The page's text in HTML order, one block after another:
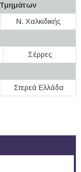
Τμημάτων
Ν. Χαλκιδικής
Σέρρες
Στερεά Ελλάδα